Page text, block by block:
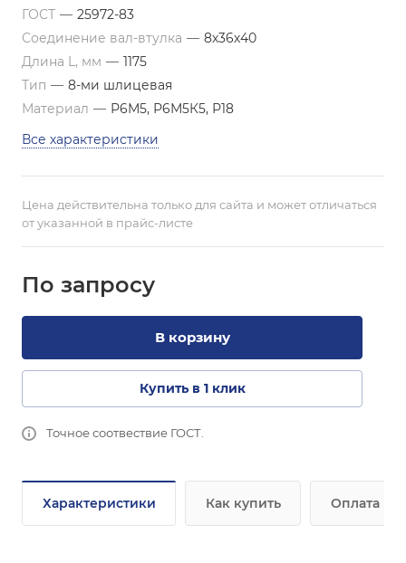
ГОСТ — 25972-83
Соединение вал-втулка — 8х36х40
Длина L, мм — 1175
Тип — 8-ми шлицевая
Материал — Р6М5, Р6М5К5, Р18
Все характеристики
Цена действительна только для сайта и может отличаться
от указанной в прайс-листе
По запросу
В корзину
Купить в 1 клик
Точное соотвествие ГОСТ.
Характеристики Как купить Оплата